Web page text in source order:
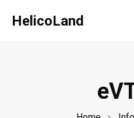
HelicoLand